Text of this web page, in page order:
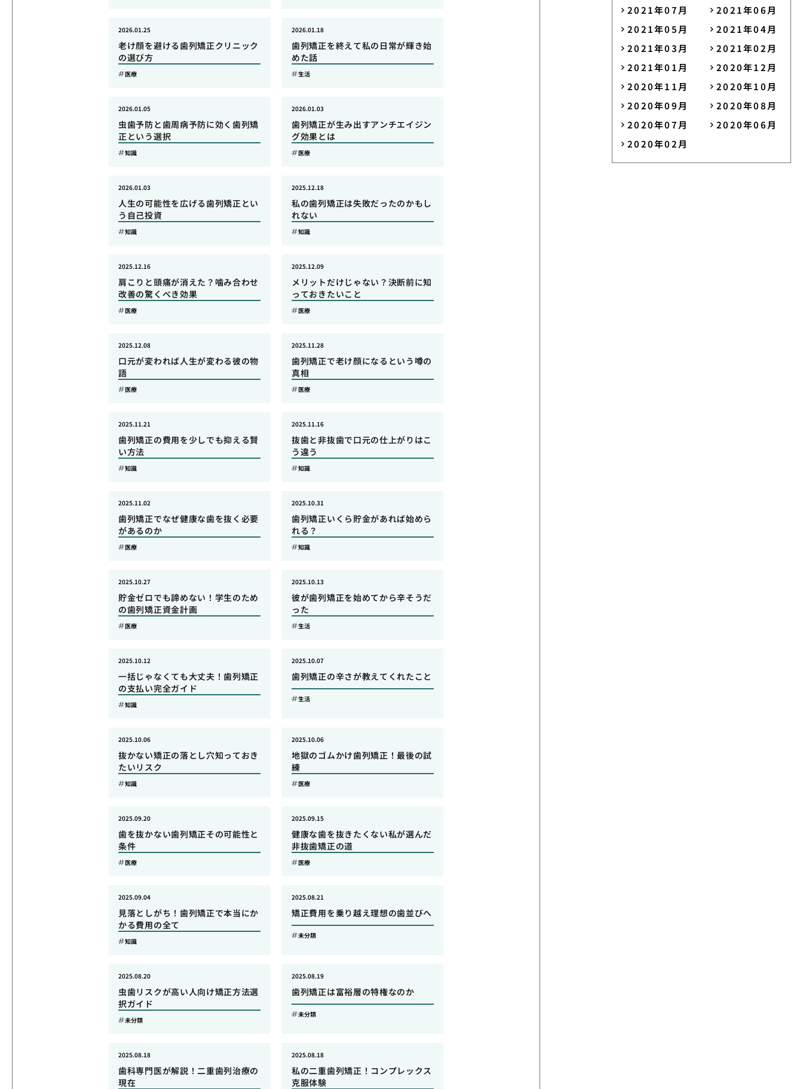
老け顔を避ける歯列矯正クリニック
の選び方
2026.01.25
医療
歯列矯正を終えて私の日常が輝き始
めた話
2026.01.18
生活
虫歯予防と歯周病予防に効く歯列矯
正という選択
2026.01.05
知識
歯列矯正が生み出すアンチエイジン
グ効果とは
2026.01.03
医療
人生の可能性を広げる歯列矯正とい
う自己投資
2026.01.03
知識
私の歯列矯正は失敗だったのかもし
れない
2025.12.18
知識
肩こりと頭痛が消えた？噛み合わせ
改善の驚くべき効果
2025.12.16
医療
メリットだけじゃない？決断前に知
っておきたいこと
2025.12.09
医療
口元が変われば人生が変わる彼の物
語
2025.12.08
医療
歯列矯正で老け顔になるという噂の
真相
2025.11.28
医療
歯列矯正の費用を少しでも抑える賢
い方法
2025.11.21
知識
抜歯と非抜歯で口元の仕上がりはこ
う違う
2025.11.16
知識
歯列矯正でなぜ健康な歯を抜く必要
があるのか
2025.11.02
医療
歯列矯正いくら貯金があれば始めら
れる？
2025.10.31
知識
貯金ゼロでも諦めない！学生のため
の歯列矯正資金計画
2025.10.27
医療
彼が歯列矯正を始めてから辛そうだ
った
2025.10.13
生活
一括じゃなくても大丈夫！歯列矯正
の支払い完全ガイド
2025.10.12
知識
歯列矯正の辛さが教えてくれたこと
2025.10.07
生活
抜かない矯正の落とし穴知っておき
たいリスク
2025.10.06
知識
地獄のゴムかけ歯列矯正！最後の試
練
2025.10.06
医療
歯を抜かない歯列矯正その可能性と
条件
2025.09.20
医療
健康な歯を抜きたくない私が選んだ
非抜歯矯正の道
2025.09.15
医療
見落としがち！歯列矯正で本当にか
かる費用の全て
2025.09.04
知識
矯正費用を乗り越え理想の歯並びへ
2025.08.21
未分類
虫歯リスクが高い人向け矯正方法選
択ガイド
2025.08.20
未分類
歯列矯正は富裕層の特権なのか
2025.08.19
未分類
歯科専門医が解説！二重歯列治療の
現在
2025.08.18
私の二重歯列矯正！コンプレックス
克服体験
2025.08.18
2021年07月
2021年06月
2021年05月
2021年04月
2021年03月
2021年02月
2021年01月
2020年12月
2020年11月
2020年10月
2020年09月
2020年08月
2020年07月
2020年06月
2020年02月